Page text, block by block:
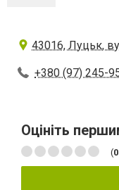
43016, Луцьк,
+380 (97) 245-
Оцініть
(0